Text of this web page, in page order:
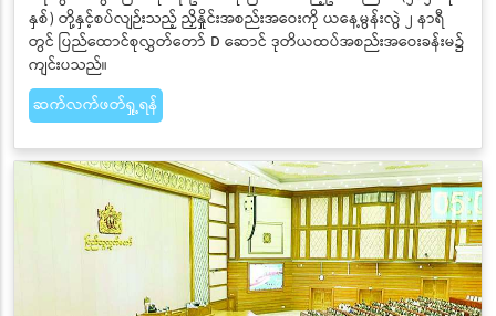
နှစ်) တို့နှင့်စပ်လျဉ်းသည့် ညှိနှိုင်းအစည်းအဝေးကို ယနေ့မွန်းလွဲ ၂ နာရီ
တွင် ပြည်ထောင်စုလွှတ်တော် D ဆောင် ဒုတိယထပ်အစည်းအဝေးခန်းမ၌
ကျင်းပသည်။
ဆက်လက်ဖတ်ရှု့ရန်